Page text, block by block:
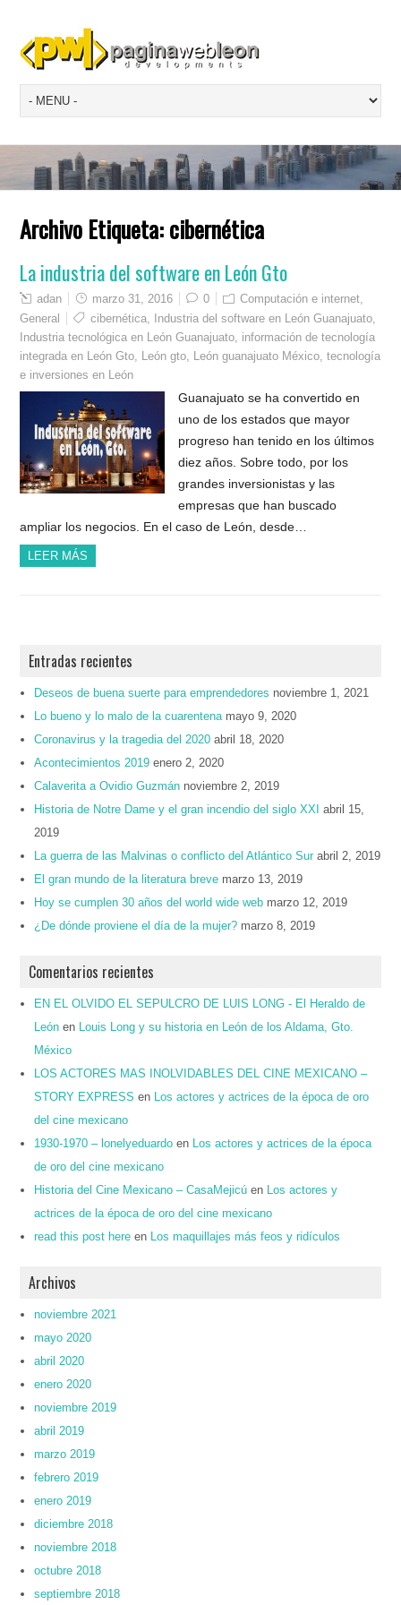
Archivo Etiqueta:cibernética
La industria del software en León Gto
adan marzo 31, 2016 0 Computación e internet
General
cibernética Industria del software en León Guanajuato
Industria tecnológica en León Guanajuato información de tecnología
integrada en León Gto
León gto León guanajuato México ,tecnología
e inversiones en León
Guanajuato se ha convertido en
uno de los estados que mayor
progreso han tenido en los últimos
diez años. Sobre todo, por los
grandes inversionistas y las
empresas que han buscado
ampliar los negocios. En el caso de León, desde…
LEER MÁS
Entradas recientes
Deseos de buena suerte para emprendedores noviembre 1, 2021
Lo bueno y lo malo de la cuarentena mayo 9, 2020
Coronavirus y la tragedia del 2020 abril 18, 2020
Acontecimientos 2019 enero 2, 2020
Calaverita a Ovidio Guzmán noviembre 2, 2019
Historia de Notre Dame y el gran incendio del siglo XXI
abril 15,
2019
La guerra de las Malvinas o conflicto del Atlántico Sur abril 2, 2019
El gran mundo de la literatura breve marzo 13, 2019
Hoy se cumplen 30 años del world wide web marzo 12, 2019
¿De dónde proviene el día de la mujer? marzo 8, 2019
Comentarios recientes
EN EL OLVIDO EL SEPULCRO DE LUIS LONG - El Heraldo de
León en
Louis Long y su historia en León de los Aldama, Gto.
México
LOS ACTORES MAS INOLVIDABLES DEL CINE MEXICANO –
STORY EXPRESS en
Los actores y actrices de la época de oro
del cine mexicano
1930-1970 – lonelyeduardo en
Los actores y actrices de la época
de oro del cine mexicano
Historia del Cine Mexicano – CasaMejicú en
Los actores y
actrices de la época de oro del cine mexicano
read this post here en Los maquillajes más feos y ridículos
Archivos
noviembre 2021
mayo 2020
abril 2020
enero 2020
noviembre 2019
abril 2019
marzo 2019
febrero 2019
enero 2019
diciembre 2018
noviembre 2018
octubre 2018
septiembre 2018